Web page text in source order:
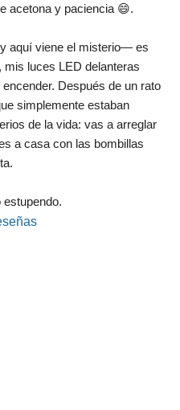
acetona y paciencia 😄.
aquí viene el misterio— es
mis luces LED delanteras
Después de un rato
simplemente estaban
de la vida: vas a arreglar
a casa con las bombillas
estupendo.